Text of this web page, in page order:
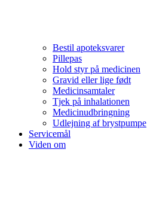
Bestil apoteksvarer
Pillepas
Hold styr på medicinen
Gravid eller lige født
Medicinsamtaler
Tjek på inhalationen
Medicinudbringning
Udlejning af brystpumpe
Servicemål
Viden om